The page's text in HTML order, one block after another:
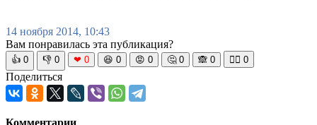
14 ноября 2014, 10:43
Вам понравилась эта публикация?
👍 0 👎 0 ❤ 0 😆 0 😡 0 🤔 0 🙈 0 🧘‍♀️ 0
Поделиться
Комментарии